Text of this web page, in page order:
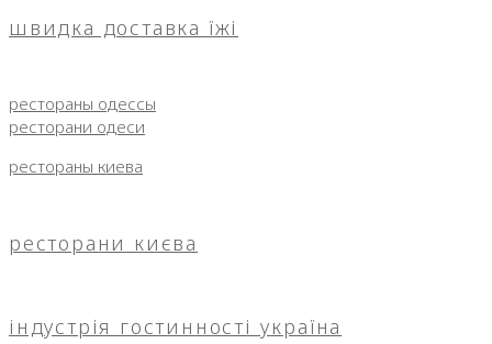
швидка доставка їжі
рестораны одессы
ресторани одеси
рестораны киева
ресторани києва
індустрія гостинності україна